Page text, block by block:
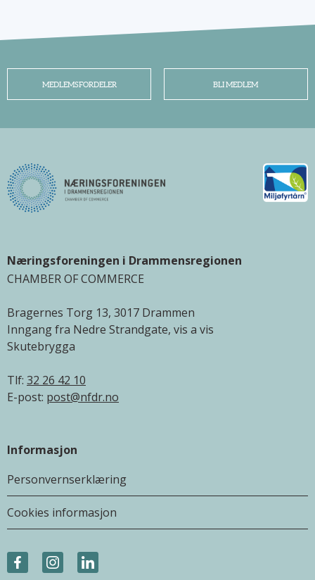
MEDLEMSFORDELER BLI MEDLEM
Næringsforeningen i Drammensregionen
CHAMBER OF COMMERCE
Bragernes Torg 13, 3017 Drammen
Inngang fra Nedre Strandgate, vis a vis
Skutebrygga
Tlf: 32 26 42 10
E-post: post@nfdr.no
Informasjon
Personvernserklæring
Cookies informasjon